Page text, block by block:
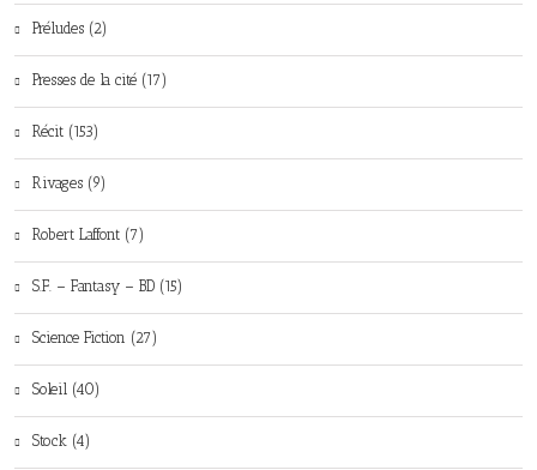
Préludes (2)
Presses de la cité (17)
Récit (153)
Rivages (9)
Robert Laffont (7)
S.F. – Fantasy – BD (15)
Science Fiction (27)
Soleil (40)
Stock (4)